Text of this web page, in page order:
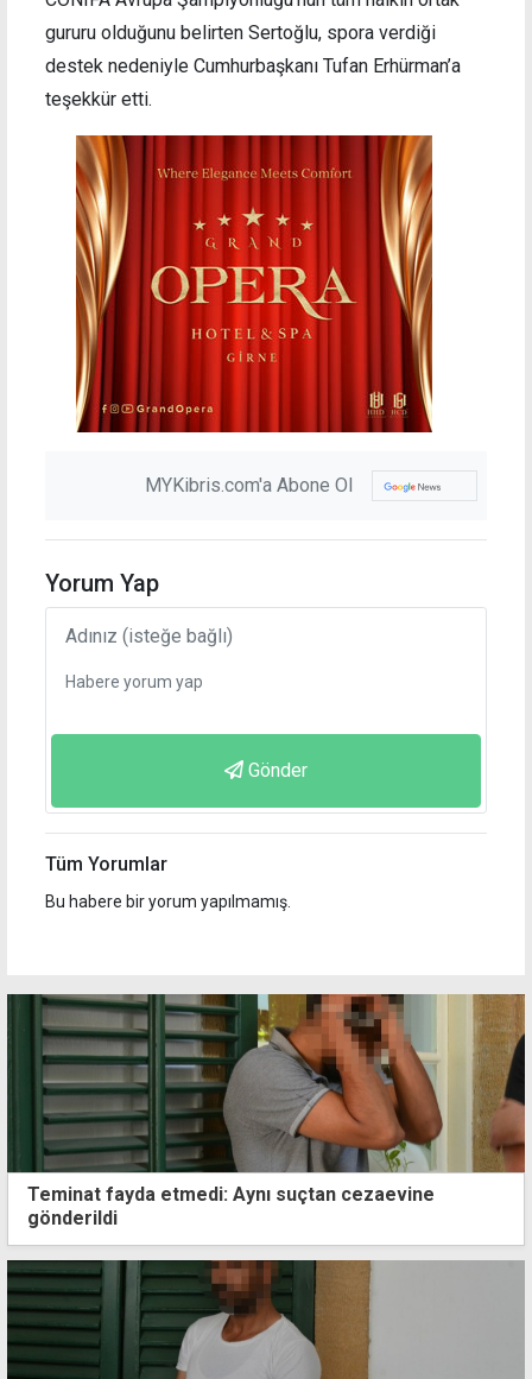
gururu olduğunu belirten Sertoğlu, spora verdiği
destek nedeniyle Cumhurbaşkanı Tufan Erhürman’a
teşekkür etti.
MYKibris.com'a Abone Ol
Yorum Yap
Gönder
Tüm Yorumlar
Bu habere bir yorum yapılmamış.
Teminat fayda etmedi: Aynı suçtan cezaevine
gönderildi